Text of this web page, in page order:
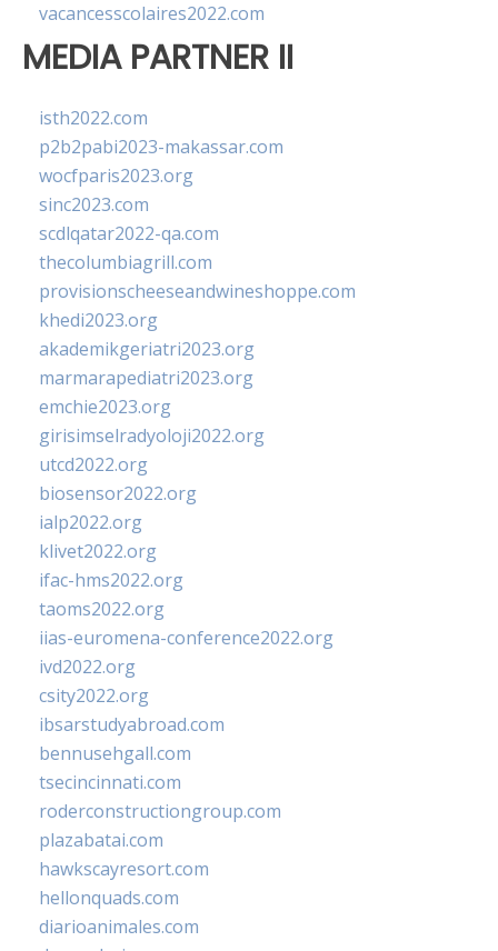
vacancesscolaires2022.com
MEDIA PARTNER II
isth2022.com
p2b2pabi2023-makassar.com
wocfparis2023.org
sinc2023.com
scdlqatar2022-qa.com
thecolumbiagrill.com
provisionscheeseandwineshoppe.com
khedi2023.org
akademikgeriatri2023.org
marmarapediatri2023.org
emchie2023.org
girisimselradyoloji2022.org
utcd2022.org
biosensor2022.org
ialp2022.org
klivet2022.org
ifac-hms2022.org
taoms2022.org
iias-euromena-conference2022.org
ivd2022.org
csity2022.org
ibsarstudyabroad.com
bennusehgall.com
tsecincinnati.com
roderconstructiongroup.com
plazabatai.com
hawkscayresort.com
hellonquads.com
diarioanimales.com